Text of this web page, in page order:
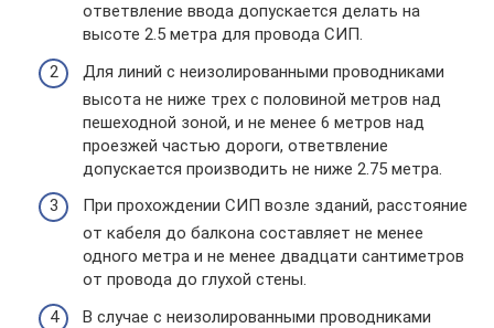
ответвление ввода допускается делать на
высоте 2.5 метра для провода СИП.
Для линий с неизолированными проводниками
высота не ниже трех с половиной метров над
пешеходной зоной, и не менее 6 метров над
проезжей частью дороги, ответвление
допускается производить не ниже 2.75 метра.
При прохождении СИП возле зданий, расстояние
от кабеля до балкона составляет не менее
одного метра и не менее двадцати сантиметров
от провода до глухой стены.
В случае с неизолированными проводниками